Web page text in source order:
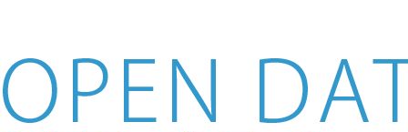
Skip to main content